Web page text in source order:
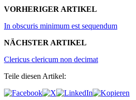
VORHERIGER ARTIKEL
In obscuris minimum est sequendum
NÄCHSTER ARTIKEL
Clericus clericum non decimat
Teile diesen Artikel: